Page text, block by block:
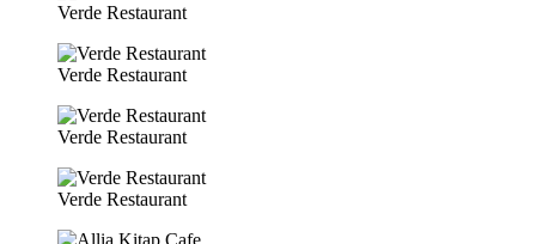
Verde Restaurant
Verde Restaurant
Verde Restaurant
Verde Restaurant